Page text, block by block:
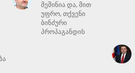
მეშინია და, მით
უფრო, თქვენი
ბინძური
პროპაგანდის